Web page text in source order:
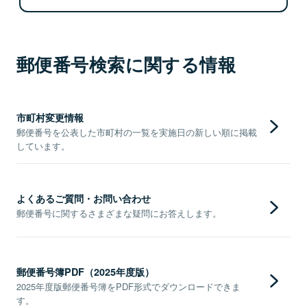
郵便番号検索に関する情報
市町村変更情報
郵便番号を公表した市町村の一覧を実施日の新しい順に掲載
しています。
よくあるご質問・お問い合わせ
郵便番号に関するさまざまな疑問にお答えします。
郵便番号簿PDF（2025年度版）
2025年度版郵便番号簿をPDF形式でダウンロードできま
す。